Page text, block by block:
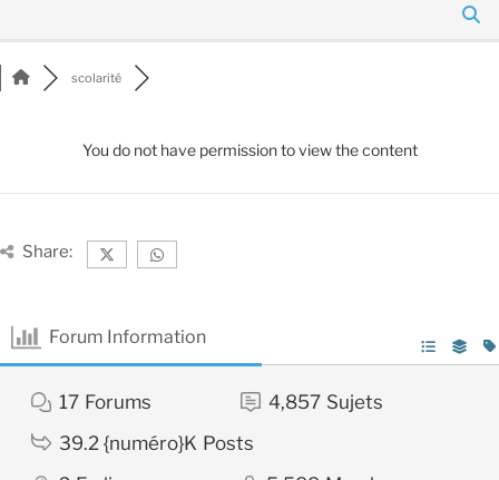
scolarité
You do not have permission to view the content
Share:
Forum Information
17 Forums 4,857 Sujets
39.2 {numéro}K Posts